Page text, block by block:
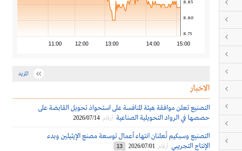
11:00 12:00 13:00 14:00 15:00
8.75
8.80
8.85
المزيد
الاخبار
التصنيع تعلن موافقة هيئة المنافسة على استحواذ تحويل القابضة على
حصصها في الرواد التحويلية الصناعية أرقام 2026/07/14
التصنيع وسبكيم تُعلنان انتهاء أعمال توسعة مصنع الإيثيلين وبدء
الإنتاج التجريبي أرقام 2026/07/01
13